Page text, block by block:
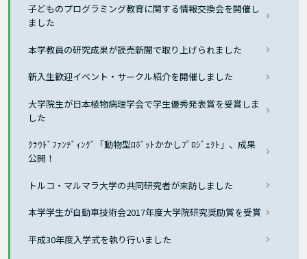
子どものプログラミング教育に関する情報交換会を開催し
ました
本学教員の研究成果が読売新聞で取り上げられました
新入生歓迎イベント・サークル紹介を開催しました
大学院生が日本植物病理学会で学生優秀発表賞を受賞しま
した
ｸﾗｳﾄﾞﾌｧﾝﾃﾞｨﾝｸﾞ「動物型ﾛﾎﾞｯﾄかかしﾌﾟﾛｼﾞｪｸﾄ」、成果
公開！
トルコ・マルマラ大学の共同研究者が来訪しました
本学学生が自動車技術会2017年度大学院研究奨励賞を受賞
平成30年度入学式を執り行いました